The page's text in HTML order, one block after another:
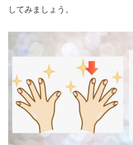
してみましょう。